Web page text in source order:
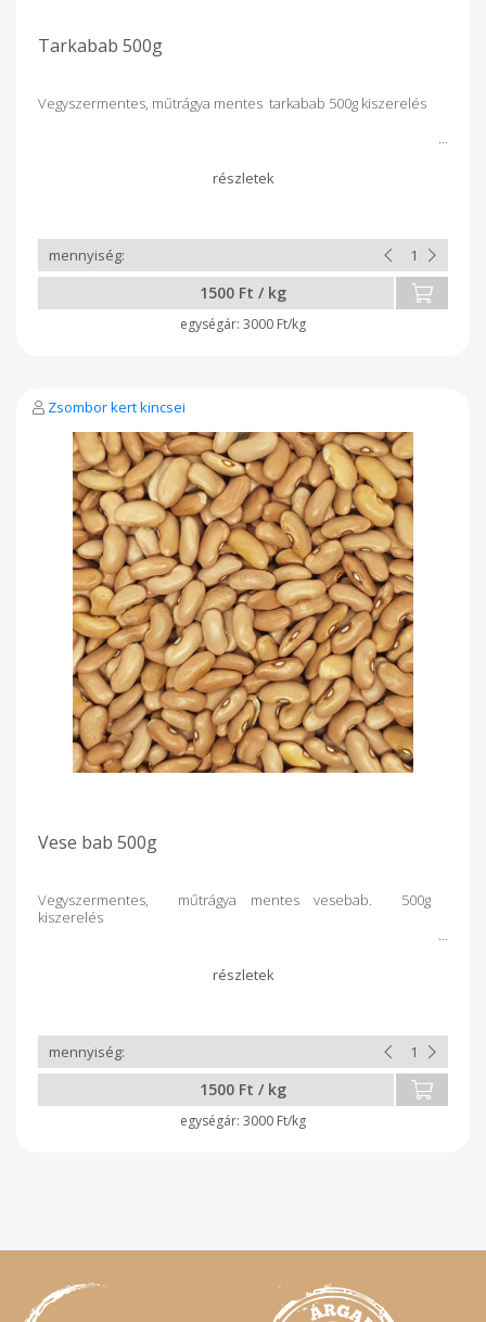
Tarkabab 500g
Vegyszermentes, műtrágya mentes tarkabab 500g kiszerelés
1500 Ft / kg
3000 Ft/kg
Zsombor kert kincsei
Vese bab 500g
Vegyszermentes, műtrágya mentes vesebab. 500g
kiszerelés
1500 Ft / kg
3000 Ft/kg